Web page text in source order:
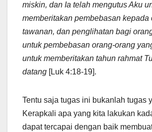
miskin, dan Ia telah mengutus Aku
memberitakan pembebasan kepada
tawanan, dan penglihatan bagi
untuk pembebasan orang-orang
untuk memberitakan tahun rahmat
datang [Luk 4:18-19].
Tentu saja tugas ini bukanlah tugas
Kerapkali apa yang kita lakukan
dapat tercapai dengan baik